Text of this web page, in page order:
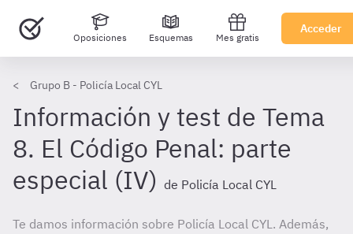
Oposiciones Esquemas Mes gratis
Acceder
Grupo B - Policía Local CYL
Información y test de Tema
8. El Código Penal: parte
especial (IV) de Policía Local CYL
Te damos información sobre Policía Local CYL. Además,